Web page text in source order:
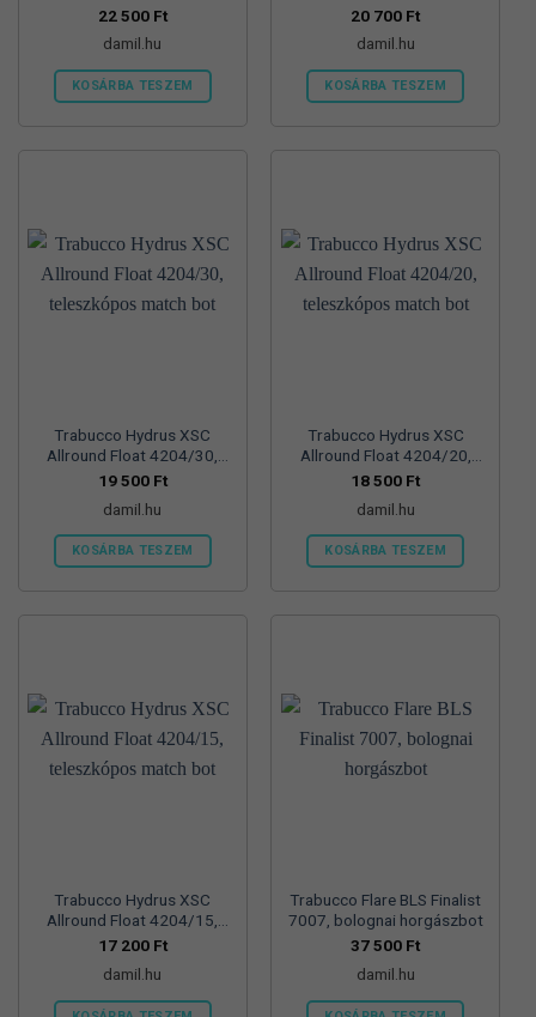
teleszkópos match bot
22 500 Ft
damil.hu
KOSÁRBA TESZEM
teleszkópos match bot
20 700 Ft
damil.hu
KOSÁRBA TESZEM
Trabucco Hydrus XSC
Allround Float 4204/30,
teleszkópos match bot
19 500 Ft
damil.hu
KOSÁRBA TESZEM
Trabucco Hydrus XSC
Allround Float 4204/20,
teleszkópos match bot
18 500 Ft
damil.hu
KOSÁRBA TESZEM
Trabucco Hydrus XSC
Allround Float 4204/15,
teleszkópos match bot
17 200 Ft
damil.hu
Trabucco Flare BLS Finalist
7007, bolognai horgászbot
37 500 Ft
damil.hu